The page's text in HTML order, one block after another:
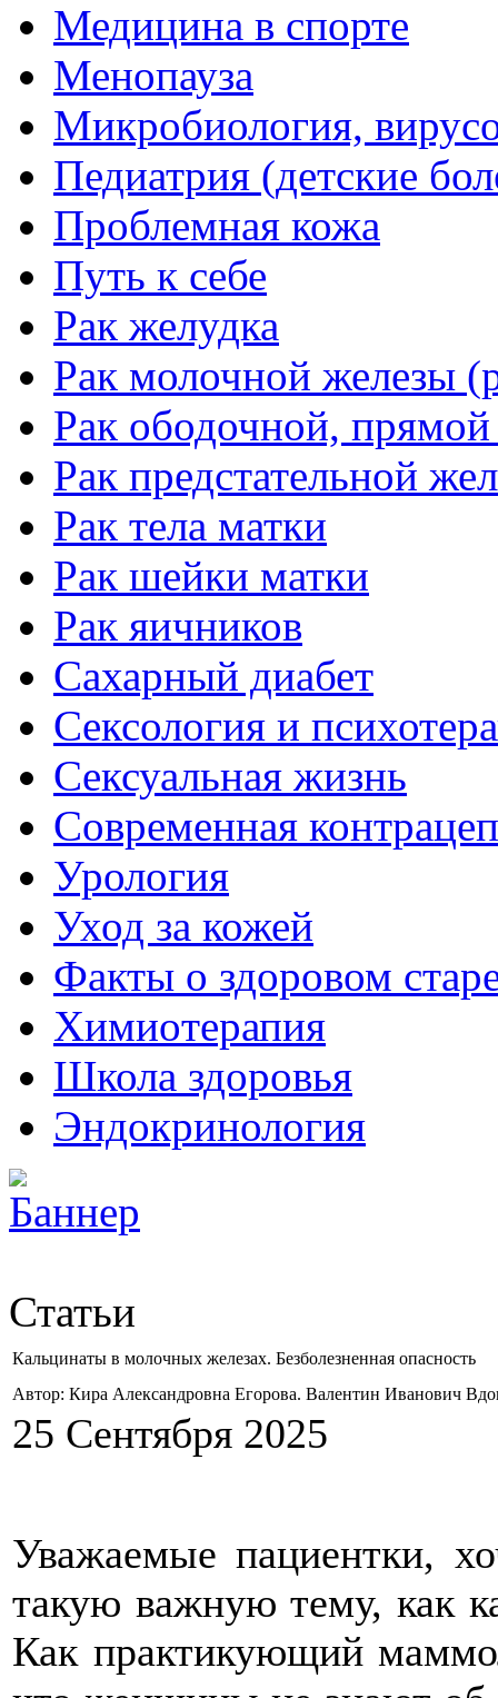
Медицина в спорте
Менопауза
Микробиология,
Педиатрия (детские
Проблемная кожа
Путь к себе
Рак желудка
Рак молочной железы
Рак ободочной,
Рак предстательной
Рак тела матки
Рак шейки матки
Рак яичников
Сахарный диабет
Сексология и
Сексуальная жизнь
Современная
Урология
Уход за кожей
Факты о здоровом
Химиoтерапия
Школа здоровья
Эндокринология
Статьи
Кальцинаты в молочных железах. Безболезненная опасность
Автор: Кира Александровна Егорова. Валентин Иванович
25 Сентября 2025
Уважаемые пациентки,
такую важную тему, как
Как практикующий